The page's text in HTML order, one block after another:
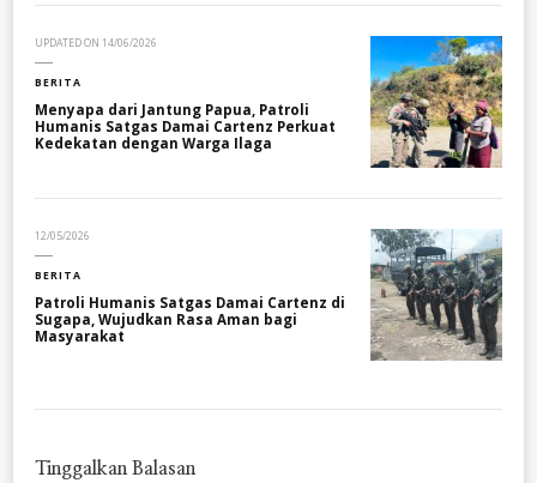
UPDATED ON 14/06/2026
BERITA
Menyapa dari Jantung Papua, Patroli
Humanis Satgas Damai Cartenz Perkuat
Kedekatan dengan Warga Ilaga
12/05/2026
BERITA
Patroli Humanis Satgas Damai Cartenz di
Sugapa, Wujudkan Rasa Aman bagi
Masyarakat
Tinggalkan Balasan